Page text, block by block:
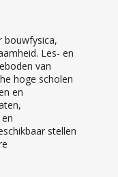
bouwfysica,
Les- en
van
hoge scholen
en
stellen